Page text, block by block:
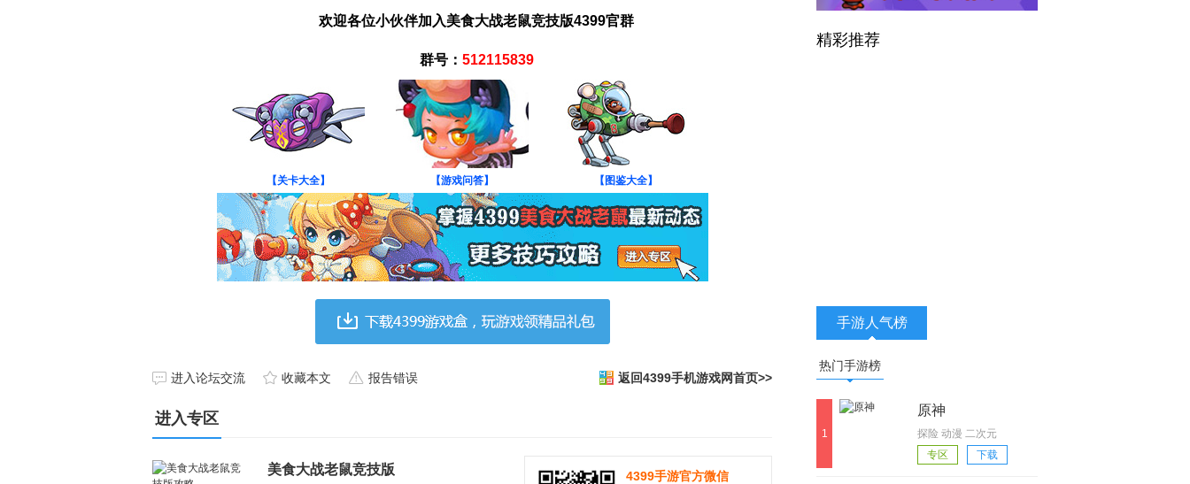
欢迎各位小伙伴加入美食大战老鼠竞技版4399官群
群号： 512115839
【关卡大全】 【游戏问答】 【图鉴大全】
进入论坛交流 收藏本文 报告错误 返回4399手机游戏网首页>>
进入专区
美食大战老鼠竞技版
4399手游官方微信
精彩推荐
手游人气榜
热门手游榜
1
原神
探险 动漫 二次元
专区
下载